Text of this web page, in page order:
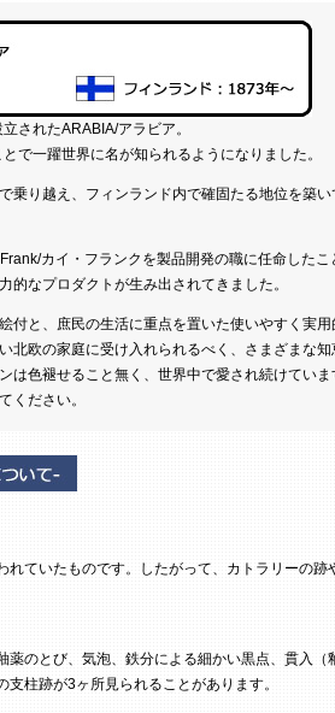
されたARABIA/アラビア。
で一躍世界に名が知られるようになりました。
乗り越え、フィンランド内で確固たる地位を築い
カイ・フランクを製品開発の職に任命したこ
的なプロダクトが生み出されてきました。
付と、庶民の生活に重点を置いた使いやすく実用
北欧の家庭に受け入れられるべく、さまざまな知
色褪せること無く、世界中で愛され続けていま
ください。
ていたものです。したがって、カトラリーの跡
のとび、気泡、鉄分による細かい黒点、貫入
柱跡が3ヶ所見られることがあります。